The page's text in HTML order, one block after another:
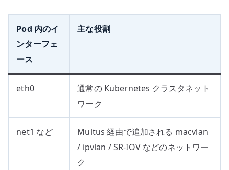
Pod 内のイ
ンターフェ
ース
主な役割
eth0
通常の Kubernetes クラスタネット
ワーク
net1 など
Multus 経由で追加される macvlan
/ ipvlan / SR-IOV などのネットワー
ク